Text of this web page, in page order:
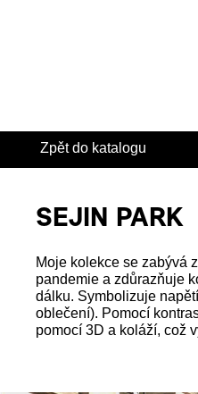
Zpět do katalogu
SEJIN PARK
Moje kolekce se zabývá
pandemie a zdůrazňuje
dálku. Symbolizuje
oblečení). Pomocí
pomocí 3D a koláží, což